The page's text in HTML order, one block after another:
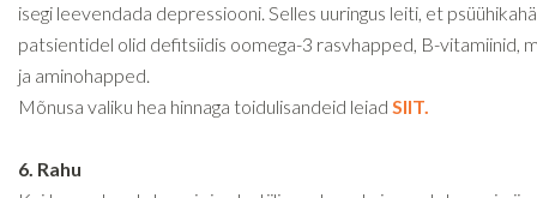
isegi leevendada depressiooni. Selles uuringus leiti, et
patsientidel olid defitsiidis oomega-3 rasvhapped, B-vitamiinid,
ja aminohapped.
Mõnusa valiku hea hinnaga toidulisandeid leiad SIIT.
6. Rahu